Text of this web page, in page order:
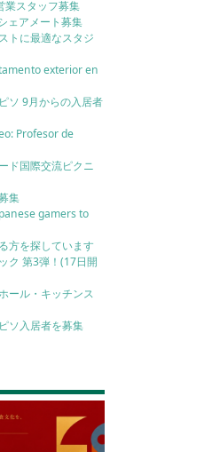
業スタッフ募集
ェアメート募集
トに最適なスタジ
exterior en
ソ 9月からの入居者
Profesor de
ド国際交流ピクニ
集
gamers to
方を探しています
ク 第3弾！(17日開
ール・キッチンス
ソ入居者を募集